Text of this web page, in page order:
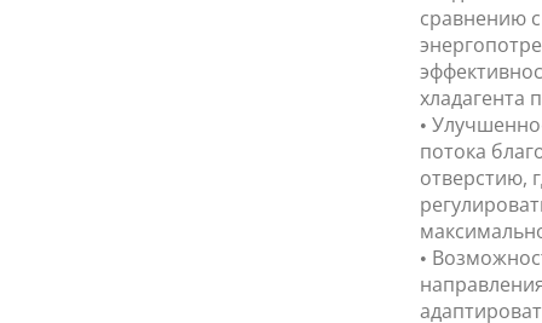
сравнению
хладагента
•
потока
отверстию,
•